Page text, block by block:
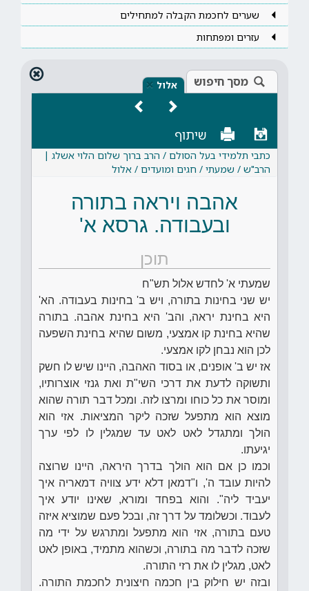
שערים לחכמת הקבלה למתחילים
עזרים ומפתחות
מסך חיפוש אלול ×
שיתוף
כתבי תלמידי בעל הסולם / הרב ברוך שלום הלוי אשלג |
הרב"ש / שמעתי / חגים ומועדים / אלול
אהבה ויראה בתורה
ובעבודה. גרסא א'
תוכן
שמעתי א' לחדש אלול תש"ח
יש שני בחינות בתורה, ויש ב' בחינות בעבודה. הא'
היא בחינת יראה, והב' היא בחינת אהבה. בתורה
שהיא בחינת קו אמצעי, משום שהיא בחינת השפעה
לכן הוא נבחן לקו אמצעי.
אז יש ב' אופנים, או בסוד האהבה, היינו שיש לו חשק
ותשוקה לדעת את דרכי השי"ת ואת גנזי אוצרותיו,
ומוסר את כל כוחו ומרצו לזה. ומכל דבר תורה שהוא
מוצא הוא מתפעל שזכה ליקר המציאות. אזי הוא
הולך ומתגדל לאט לאט עד שמגלין לו לפי ערך
יגיעתו.
וכמו כן אם הוא הולך בדרך היראה, היינו שרוצה
להיות עובד ה', ו"דמאן דלא ידע צוויה דמאריה איך
יעביד ליה". והוא בפחד ומורא, שאינו יודע איך
לעבוד. וכשלומד על דרך זה, ובכל פעם שמוציא איזה
טעם בתורה, אזי הוא מתפעל ומתרגש על ידי מה
שזכה לדבר מה בתורה, וכשהוא מתמיד, באופן לאט
לאט, מגלין לו את רזי התורה.
ובזה יש חילוק בין חכמה חיצונית לחכמת התורה.